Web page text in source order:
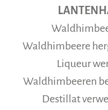
Waldhimbeere
Liqueur
Waldhimbeeren
Destillat